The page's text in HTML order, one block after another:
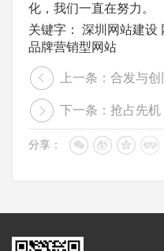
化，我们一直在努力。
关键字：
深圳网站建设
品牌营销型网站
分享：